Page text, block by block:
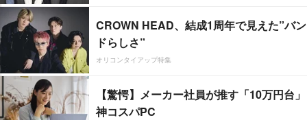
CROWN HEAD、結成1周年で見えた”バン
ドらしさ”
オリコンタイアップ特集
【驚愕】メーカー社員が推す「10万円台」
神コスパPC